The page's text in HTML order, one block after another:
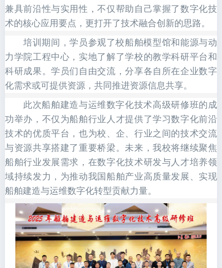
兼具前沿性与实用性，不仅帮助自己掌握了数字化技
术的核心应用要点，更打开了技术融合创新的思路。
培训期间，学员参观了校船舶模型馆和能源与动
力学院工程中心，实地了解了学校的教学科研平台和
科研成果。学员们自由交流，分享各自所在企业数字
化需求或可提供资源，共同推进资源信息共享。
此次船舶建造与运维数字化技术高级研修班的成
功举办，不仅为船舶行业人才提供了学习数字化前沿
技术的优质平台，也为校、企、行业之间的技术交流
与资源共享搭建了重要桥梁。未来，我校将继续聚焦
船舶行业发展需求，在数字化技术研发与人才培养领
域持续发力，为推动我国船舶产业高质量发展、实现
船舶建造与运维数字化转型贡献力量。